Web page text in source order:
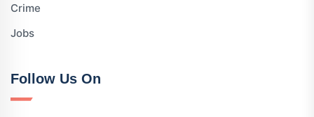
Crime
Jobs
Follow Us On